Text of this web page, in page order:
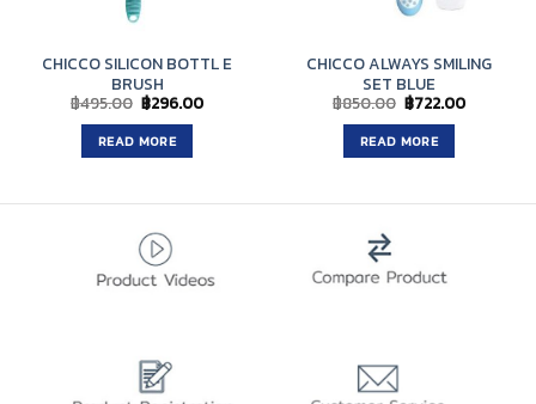
CHICCO SILICON BOTTL E
BRUSH
฿495.00 Original
price
was:
฿495.00.
฿296.00Current
READ MORE
CHICCO ALWAYS SMILING
SET BLUE
฿850.00 Original
price
was:
฿850.00.
฿722.00Current
READ MORE